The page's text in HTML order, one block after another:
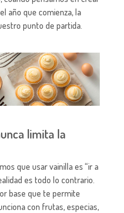
año que comienza, la
punto de partida.
limita la
que usar vainilla es “ir a
es todo lo contrario.
base que te permite
con frutas, especias,